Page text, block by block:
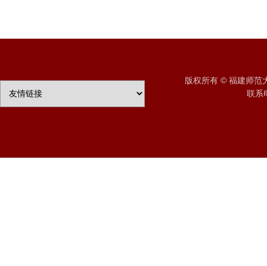
版权所有 © 福建师范
联系